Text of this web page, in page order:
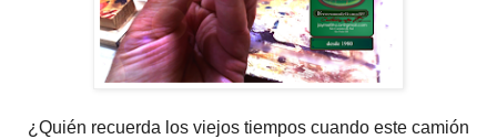
¿Quién recuerda los viejos tiempos cuando este camión